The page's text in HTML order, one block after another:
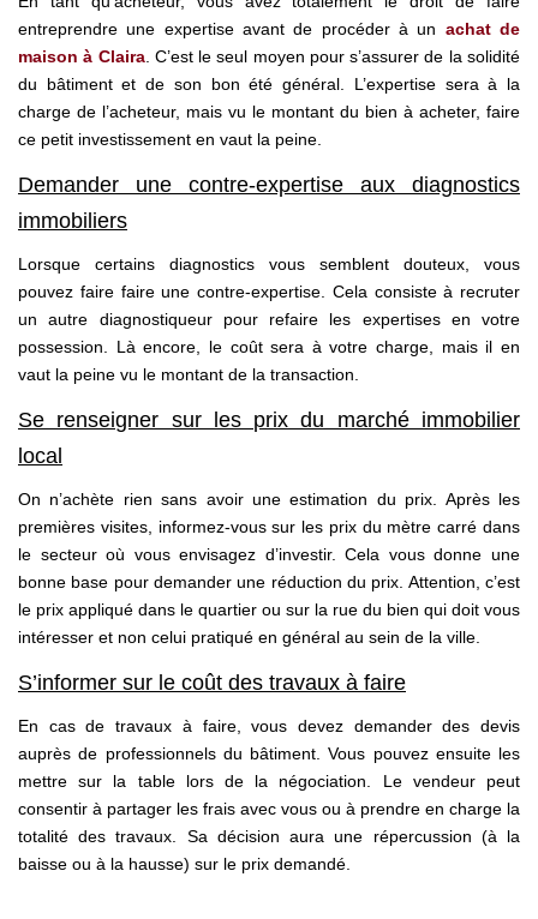
entreprendre une expertise avant de procéder à un achat de
maison à Claira. C’est le seul moyen pour s’assurer de la solidité
du bâtiment et de son bon été général. L’expertise sera à la
charge de l’acheteur, mais vu le montant du bien à acheter, faire
ce petit investissement en vaut la peine.
Demander une contre-expertise aux diagnostics
immobiliers
Lorsque certains diagnostics vous semblent douteux, vous
pouvez faire faire une contre-expertise. Cela consiste à recruter
un autre diagnostiqueur pour refaire les expertises en votre
possession. Là encore, le coût sera à votre charge, mais il en
vaut la peine vu le montant de la transaction.
Se renseigner sur les prix du marché immobilier
local
On n’achète rien sans avoir une estimation du prix. Après les
premières visites, informez-vous sur les prix du mètre carré dans
le secteur où vous envisagez d’investir. Cela vous donne une
bonne base pour demander une réduction du prix. Attention, c’est
le prix appliqué dans le quartier ou sur la rue du bien qui doit vous
intéresser et non celui pratiqué en général au sein de la ville.
S’informer sur le coût des travaux à faire
En cas de travaux à faire, vous devez demander des devis
auprès de professionnels du bâtiment. Vous pouvez ensuite les
mettre sur la table lors de la négociation. Le vendeur peut
consentir à partager les frais avec vous ou à prendre en charge la
totalité des travaux. Sa décision aura une répercussion (à la
baisse ou à la hausse) sur le prix demandé.